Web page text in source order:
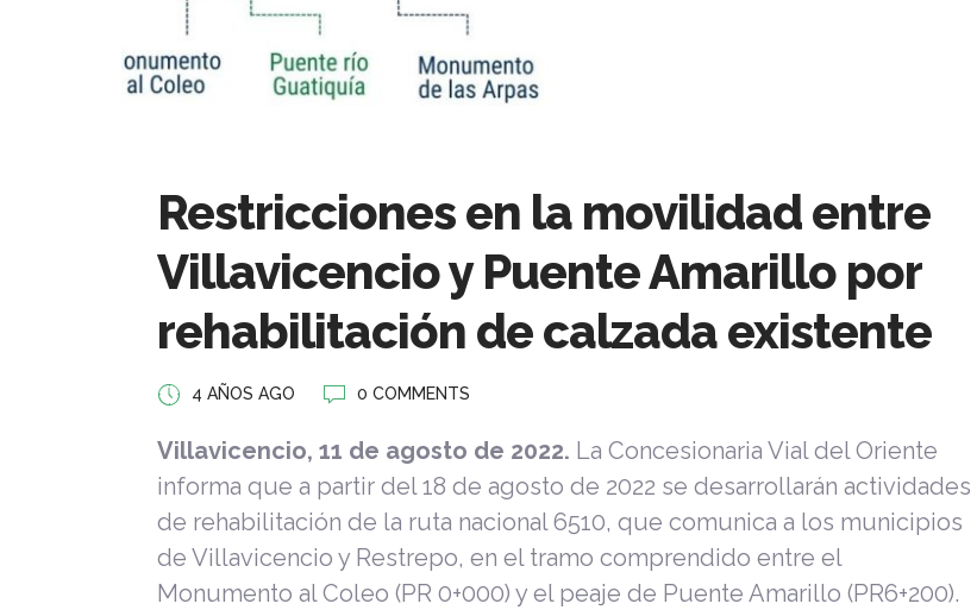
Restricciones en la movilidad entre
Villavicencio y Puente Amarillo por
rehabilitación de calzada existente
4 AÑOS AGO 0 COMMENTS
Villavicencio, 11 de agosto de 2022. La Concesionaria Vial del Oriente
informa que a partir del 18 de agosto de 2022 se desarrollarán actividades
de rehabilitación de la ruta nacional 6510, que comunica a los municipios
de Villavicencio y Restrepo, en el tramo comprendido entre el
Monumento al Coleo (PR 0+000) y el peaje de Puente Amarillo (PR6+200).